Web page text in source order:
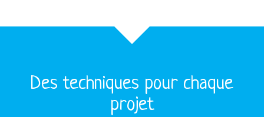
Des techniques pour chaque
projet